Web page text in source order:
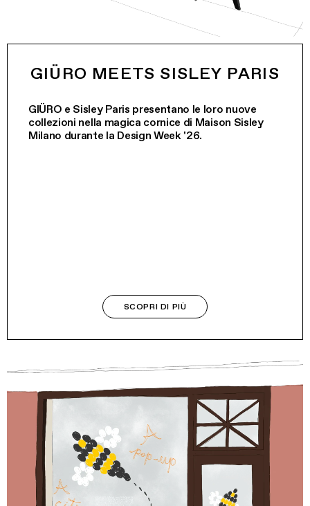
GIÜRO MEETS SISLEY PARIS
GIÜRO e Sisley Paris presentano le loro nuove
collezioni nella magica cornice di Maison Sisley
Milano durante la Design Week '26.
SCOPRI DI PIÙ